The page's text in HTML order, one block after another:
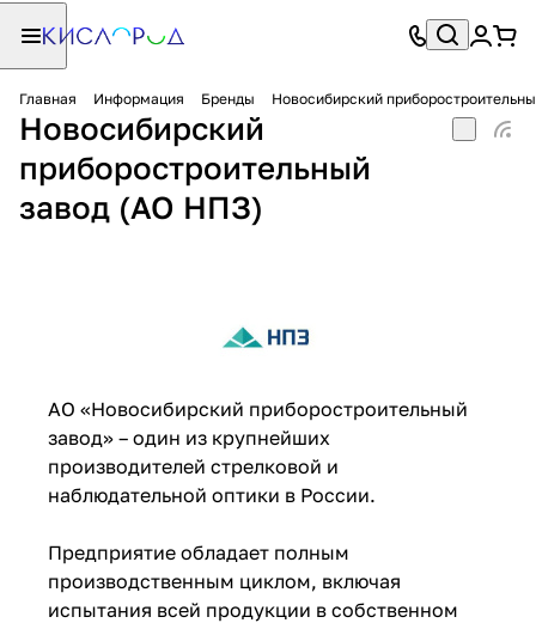
Главная Информация Бренды Новосибирский
Новосибирский
приборостроительный
завод (АО НПЗ)
АО «Новосибирский приборостроительный
завод» – один из крупнейших
производителей стрелковой и
наблюдательной оптики в России.
Предприятие обладает полным
производственным циклом, включая
испытания всей продукции в собственном